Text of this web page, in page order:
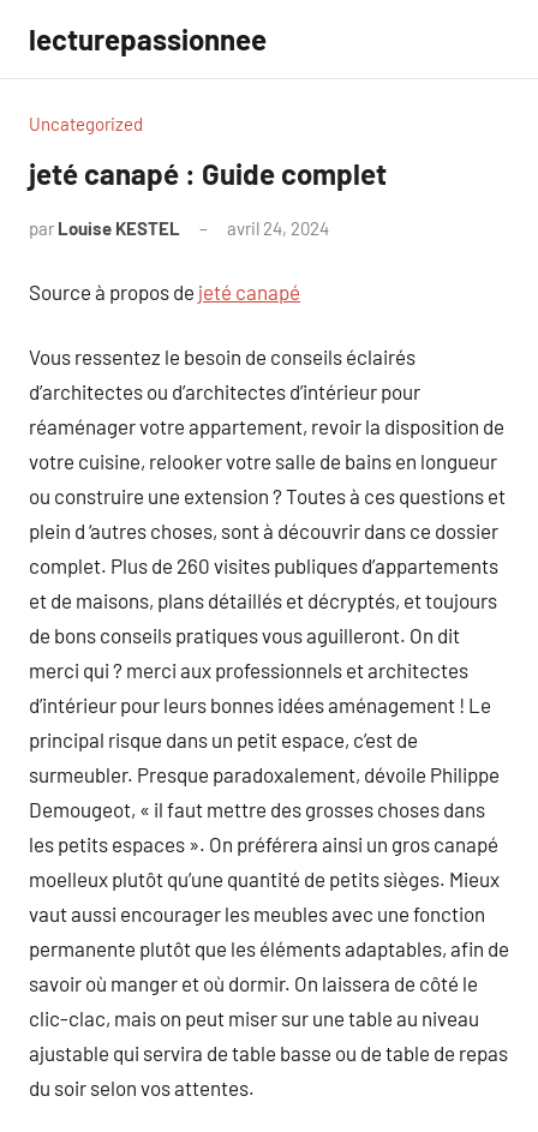
contenu
lecturepassionnee
Uncategorized
jeté canapé : Guide complet
par Louise KESTEL avril 24, 2024
Source à propos de jeté canapé
Vous ressentez le besoin de conseils éclairés
d’architectes ou d’architectes d’intérieur pour
réaménager votre appartement, revoir la disposition de
votre cuisine, relooker votre salle de bains en longueur
ou construire une extension ? Toutes à ces questions et
plein d ‘autres choses, sont à découvrir dans ce dossier
complet. Plus de 260 visites publiques d’appartements
et de maisons, plans détaillés et décryptés, et toujours
de bons conseils pratiques vous aguilleront. On dit
merci qui ? merci aux professionnels et architectes
d’intérieur pour leurs bonnes idées aménagement ! Le
principal risque dans un petit espace, c’est de
surmeubler. Presque paradoxalement, dévoile Philippe
Demougeot, « il faut mettre des grosses choses dans
les petits espaces ». On préférera ainsi un gros canapé
moelleux plutôt qu’une quantité de petits sièges. Mieux
vaut aussi encourager les meubles avec une fonction
permanente plutôt que les éléments adaptables, afin de
savoir où manger et où dormir. On laissera de côté le
clic-clac, mais on peut miser sur une table au niveau
ajustable qui servira de table basse ou de table de repas
du soir selon vos attentes.